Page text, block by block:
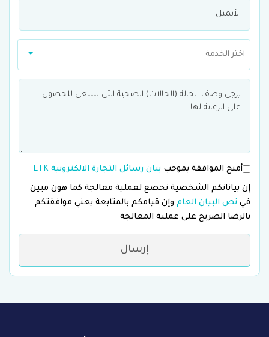
اختر الخدمة
أمنح الموافقة بموجب بيان رسائل التجارة الالكترونية ETK
إن بياناتكم الشخصية تخضع لعملية معالجة كما هون مبين
في نص البيان العام وإن قيامكم بالمتابعة يعني موافقتكم
بالرضا الصريح على عملية المعالجة
إرسال